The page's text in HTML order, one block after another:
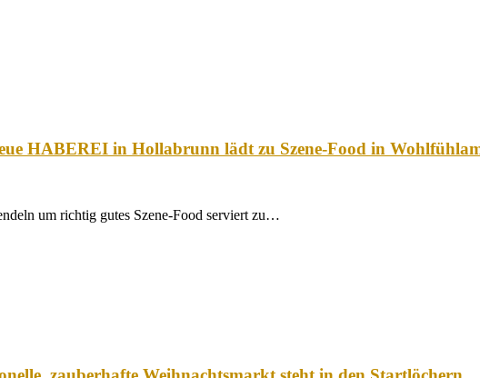
HABEREI in Hollabrunn lädt zu Szene-Food in
um richtig gutes Szene-Food serviert zu…